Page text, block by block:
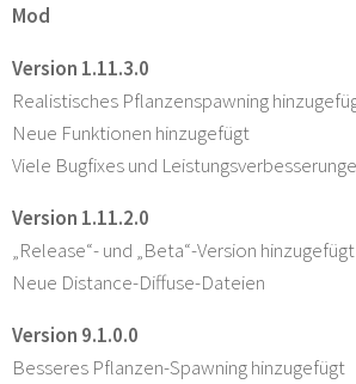
Mod
Version 1.11.3.0
Realistisches Pflanzenspawning
Neue Funktionen hinzugefügt
Viele Bugfixes und
Version 1.11.2.0
„Release“- und „Beta“-Version hinzugefügt
Neue Distance-Diffuse-Dateien
Version 9.1.0.0
Besseres Pflanzen-Spawning hinzugefügt